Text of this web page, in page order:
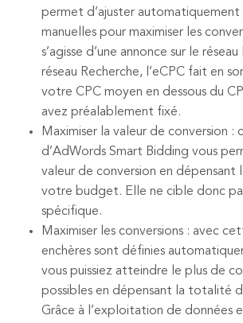
permet d’ajuster automatiquement
manuelles pour maximiser les
s’agisse d’une annonce sur le
réseau Recherche, l’eCPC fait en
votre CPC moyen en dessous du
avez préalablement fixé.
Maximiser la valeur de conversion
d’AdWords Smart Bidding vous
valeur de conversion en
votre budget. Elle ne cible donc
spécifique.
Maximiser les conversions : avec
enchères sont définies
vous puissiez atteindre le plus de
possibles en dépensant la totalité
Grâce à l’exploitation de données